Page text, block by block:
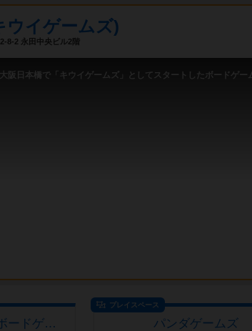
ウイゲームズ)
8-2 永田中央ビル2階
阪日本橋で「キウイゲームズ」としてスタートしたボードゲー
アジトベル 恵比寿のボードゲームカフェ
プレイスペース
パンダゲームズ